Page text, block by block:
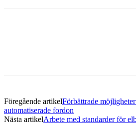
Föregående artikelFörbättrade
automatiserade fordon
Nästa artikelArbete med standarder för